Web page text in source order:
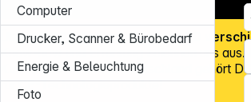
Computer
Drucker, Scanner & Bürobedarf
Energie & Beleuchtung
Foto
Über45.000 Artikelund über600
Know-how und Erfahrung zeichnen uns aus.
Kundenadressenin Deutschland gehört
für CE-Technologieprodukte!